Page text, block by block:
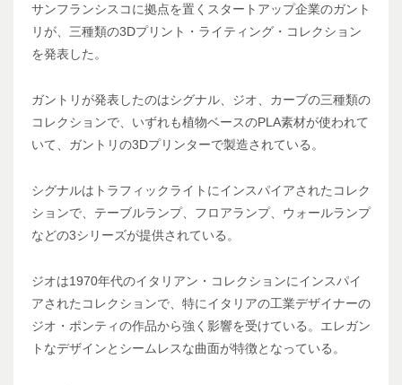
サンフランシスコに拠点を置くスタートアップ企業のガント
リが、三種類の3Dプリント・ライティング・コレクション
を発表した。
ガントリが発表したのはシグナル、ジオ、カーブの三種類の
コレクションで、いずれも植物ベースのPLA素材が使われて
いて、ガントリの3Dプリンターで製造されている。
シグナルはトラフィックライトにインスパイアされたコレク
ションで、テーブルランプ、フロアランプ、ウォールランプ
などの3シリーズが提供されている。
ジオは1970年代のイタリアン・コレクションにインスパイ
アされたコレクションで、特にイタリアの工業デザイナーの
ジオ・ポンティの作品から強く影響を受けている。エレガン
トなデザインとシームレスな曲面が特徴となっている。